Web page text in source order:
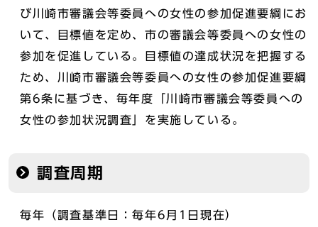
び川崎市審議会等委員への女性の参加促進要綱にお
いて、目標値を定め、市の審議会等委員への女性の
参加を促進している。目標値の達成状況を把握する
ため、川崎市審議会等委員への女性の参加促進要綱
第6条に基づき、毎年度「川崎市審議会等委員への
女性の参加状況調査」を実施している。
調査周期
毎年（調査基準日：毎年6月1日現在）